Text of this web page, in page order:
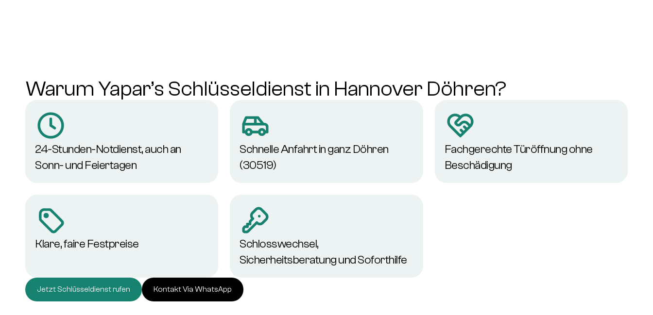
Warum Yapar’s Schlüsseldienst in Hannover Döhren?
24-Stunden-Notdienst, auch an
Sonn- und Feiertagen
Schnelle Anfahrt in ganz Döhren
(30519)
Fachgerechte Türöffnung ohne
Beschädigung
Klare, faire Festpreise
Schlosswechsel,
Sicherheitsberatung und Soforthilfe
Jetzt Schlüsseldienst rufen Kontakt Via WhatsApp